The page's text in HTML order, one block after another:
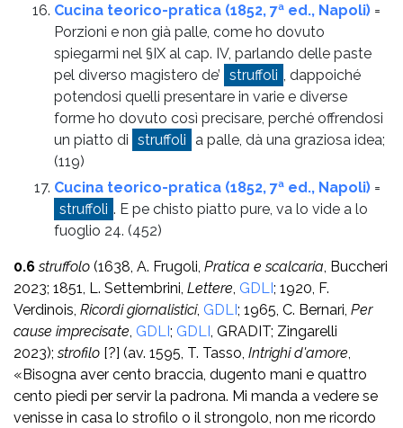
Cucina teorico-pratica (1852, 7ª ed., Napoli) =
Porzioni e non già palle, come ho dovuto
spiegarmi nel §IX al cap. IV, parlando delle paste
pel diverso magistero de’ struffoli , dappoiché
potendosi quelli presentare in varie e diverse
forme ho dovuto così precisare, perché offrendosi
un piatto di struffoli
a palle, dà una graziosa idea;
(119)
Cucina teorico-pratica (1852, 7ª ed., Napoli) =
struffoli . E pe chisto piatto pure, va lo vide a lo
fuoglio 24. (452)
0.6 struffolo (1638, A. Frugoli, Pratica e scalcaria, Buccheri
2023; 1851, L. Settembrini, Lettere, GDLI; 1920, F.
Verdinois, Ricordi giornalistici, GDLI; 1965, C. Bernari, Per
cause imprecisate, GDLI; GDLI, GRADIT; Zingarelli
2023);strofilo [?] (av. 1595, T. Tasso, Intrighi d'amore,
«Bisogna aver cento braccia, dugento mani e quattro
cento piedi per servir la padrona. Mi manda a vedere se
venisse in casa lo strofilo o il strongolo, non me ricordo